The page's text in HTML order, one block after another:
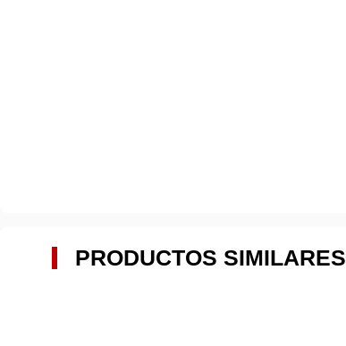
PRODUCTOS SIMILARES